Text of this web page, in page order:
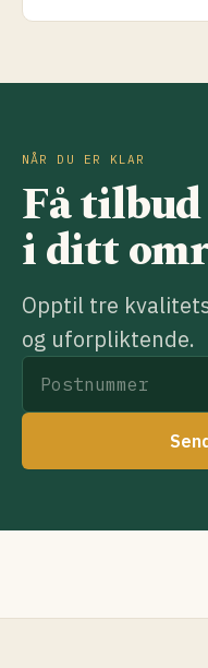
NÅR DU ER KLAR
Få
i ditt
Opptil tre
og uforpliktende.